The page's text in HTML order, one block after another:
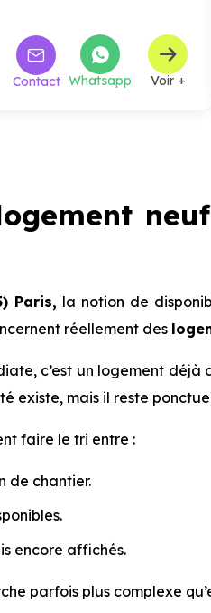
Contact Whatsapp Voir +
Paris, la notion de
réellement des
c’est un logement
existe, mais il reste
faire le tri entre :
de chantier.
encore affichés.
parfois plus complexe